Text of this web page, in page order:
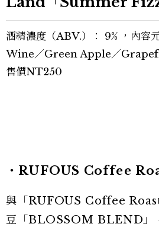
酒精濃度（ABV.）： 9% ，內
Wine／Green Apple／
售價NT250
・RUFOUS Coffee
與「RUFOUS Coffee
豆「BLOSSOM BLEND」